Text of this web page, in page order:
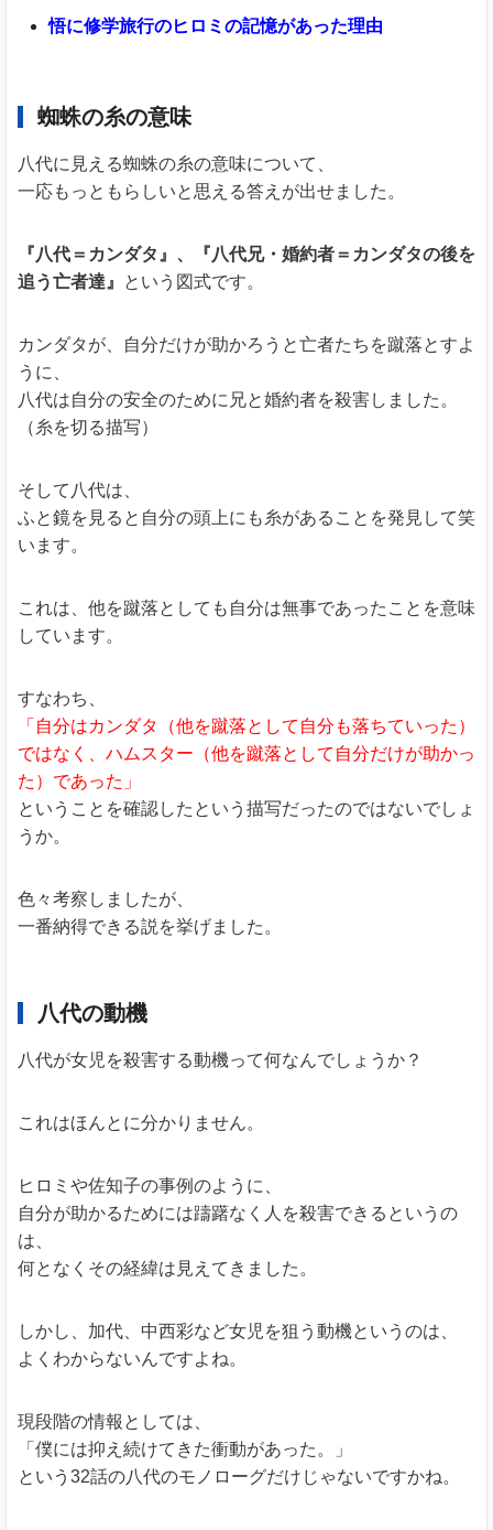
悟に修学旅行のヒロミの記憶があった理由
蜘蛛の糸の意味
八代に見える蜘蛛の糸の意味について、
一応もっともらしいと思える答えが出せました。
『八代＝カンダタ』、『八代兄・婚約者＝カンダタの後を
追う亡者達』
という図式です。
カンダタが、自分だけが助かろうと亡者たちを蹴落とすよ
うに、
八代は自分の安全のために兄と婚約者を殺害しました。
（糸を切る描写）
そして八代は、
ふと鏡を見ると自分の頭上にも糸があることを発見して笑
います。
これは、他を蹴落としても自分は無事であったことを意味
しています。
すなわち、
「自分はカンダタ（他を蹴落として自分も落ちていった）
ではなく、ハムスター（他を蹴落として自分だけが助かっ
た）であった」
ということを確認したという描写だったのではないでしょ
うか。
色々考察しましたが、
一番納得できる説を挙げました。
八代の動機
八代が女児を殺害する動機って何なんでしょうか？
これはほんとに分かりません。
ヒロミや佐知子の事例のように、
自分が助かるためには躊躇なく人を殺害できるというの
は、
何となくその経緯は見えてきました。
しかし、加代、中西彩など女児を狙う動機というのは、
よくわからないんですよね。
現段階の情報としては、
「僕には抑え続けてきた衝動があった。」
という32話の八代のモノローグだけじゃないですかね。